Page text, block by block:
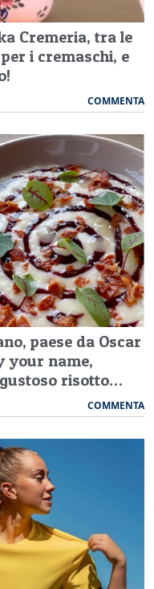
Cremeria, tra le
i cremaschi, e
COMMENTA
paese da Oscar
your name,
risotto…
COMMENTA